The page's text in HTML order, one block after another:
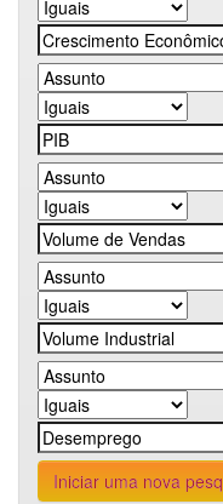
Iniciar uma nova